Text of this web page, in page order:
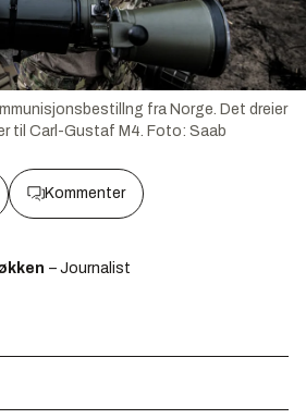
fra Norge. Det dreier
til Carl-Gustaf M4. Foto: Saab
Kommenter
– Journalist